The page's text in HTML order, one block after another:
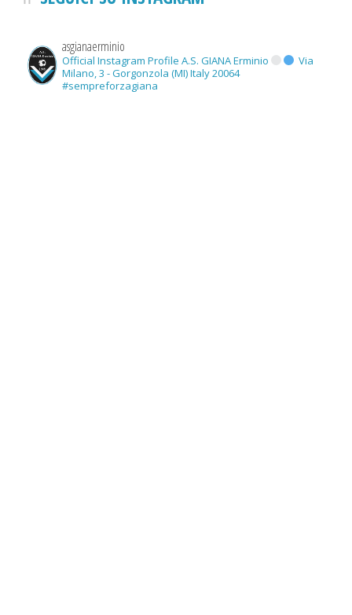
asgianaerminio
Official Instagram Profile A.S. GIANA Erminio
Via
Milano, 3 - Gorgonzola (MI) Italy 20064
#sempreforzagiana